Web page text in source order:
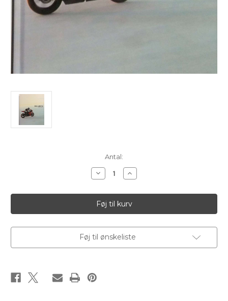
Antal:
Reducer
antallet
Biggs,
Janet.
No
Limits
Øg
antallet
Biggs,
Janet.
No
Limits
Føj til ønskeliste